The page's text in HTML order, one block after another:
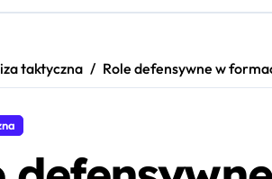
taktyczna Role defensywne w